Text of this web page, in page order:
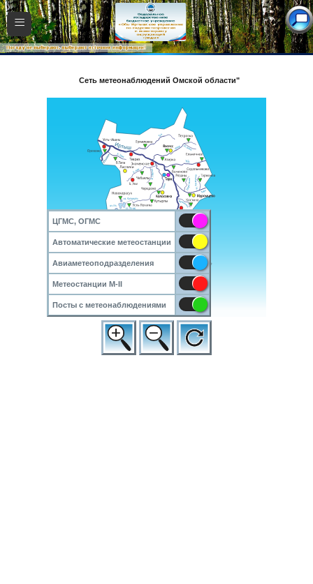
Сеть метеонаблюдений Омской области"
ЦГМС, ОГМС
Автоматические метеостанции
Авиаметеоподразделения
Метеостанции М-II
Посты с метеонаблюдениями
≡